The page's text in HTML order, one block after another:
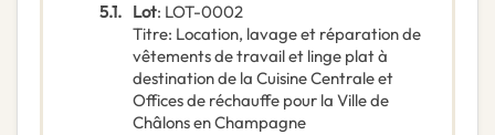
5.1. Lot: LOT-0002
Titre: Location, lavage et réparation de
vêtements de travail et linge plat à
destination de la Cuisine Centrale et
Offices de réchauffe pour la Ville de
Châlons en Champagne